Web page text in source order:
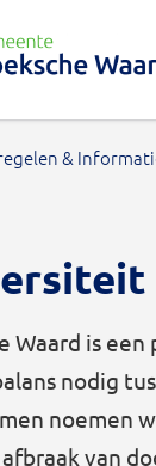
&
Waard is
nodig
noemen
van